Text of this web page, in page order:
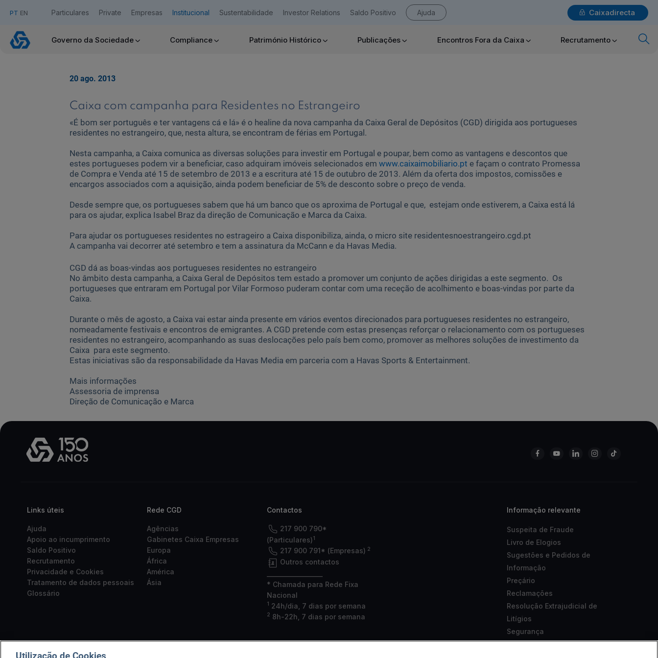
PT EN Particulares Private Empresas Institucional Sustentabilidade Investor Relations Saldo Positivo Ajuda Caixadirecta
Login
x
Ajuda Empresas
Ajuda Particulares
Saiba mais sobre a Chave Móvel Digital
Aderir ao Caixadirecta Empresas
Recomendações de Segurança
Assinatura Digital de Documentos
Registo fornecedor confirming
Caixa
com
Governo da Sociedade Compliance Património Histórico Publicações Encontros Fora da Caixa Recrutamento
20 ago. 2013
Caixa com campanha para Residentes no Estrangeiro
«É bom ser português e ter vantagens cá e lá» é o healine da nova campanha da Caixa Geral de Depósitos (CGD) dirigida aos portugueses
residentes no estrangeiro, que, nesta altura, se encontram de férias em Portugal.
Nesta campanha, a Caixa comunica as diversas soluções para investir em Portugal e poupar, bem como as vantagens e descontos que
estes portugueses podem vir a beneficiar, caso adquiram imóveis selecionados em www.caixaimobiliario.pt e façam o contrato Promessa
de Compra e Venda até 15 de setembro de 2013 e a escritura até 15 de outubro de 2013. Além da oferta dos impostos, comissões e
encargos associados com a aquisição, ainda podem beneficiar de 5% de desconto sobre o preço de venda.
Desde sempre que, os portugueses sabem que há um banco que os aproxima de Portugal e que, estejam onde estiverem, a Caixa está lá
para os ajudar, explica Isabel Braz da direção de Comunicação e Marca da Caixa.
Para ajudar os portugueses residentes no estrageiro a Caixa disponibiliza, ainda, o micro site residentesnoestrangeiro.cgd.pt
A campanha vai decorrer até setembro e tem a assinatura da McCann e da Havas Media.
CGD dá as boas-vindas aos portugueses residentes no estrangeiro
No âmbito desta campanha, a Caixa Geral de Depósitos tem estado a promover um conjunto de ações dirigidas a este segmento. Os
portugueses que entraram em Portugal por Vilar Formoso puderam contar com uma receção de acolhimento e boas-vindas por parte da
Caixa.
Durante o mês de agosto, a Caixa vai estar ainda presente em vários eventos direcionados para portugueses residentes no estrangeiro,
nomeadamente festivais e encontros de emigrantes. A CGD pretende com estas presenças reforçar o relacionamento com os portugueses
residentes no estrangeiro, acompanhando as suas deslocações pelo país bem como, promover as melhores soluções de investimento da
Caixa para este segmento.
Estas iniciativas são da responsabilidade da Havas Media em parceria com a Havas Sports & Entertainment.
Mais informações
Assessoria de imprensa
Direção de Comunicação e Marca
Links úteis
Ajuda
Apoio ao incumprimento
Saldo Positivo
Recrutamento
Privacidade e Cookies
Tratamento de dados pessoais
Glossário
Rede CGD
Agências
Gabinetes Caixa Empresas
Europa
África
América
Ásia
Contactos
217 900 790*
(Particulares)1
217 900 791* (Empresas) 2
Outros contactos
* Chamada para Rede Fixa
Nacional
1 24h/dia, 7 dias por semana
2 8h-22h, 7 dias por semana
Informação relevante
Suspeita de Fraude
Livro de Elogios
Sugestões e Pedidos de
Informação
Preçário
Reclamações
Resolução Extrajudicial de
Litígios
Segurança
Aviso Legal